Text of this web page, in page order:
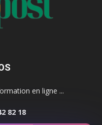
en ligne ...
82 18